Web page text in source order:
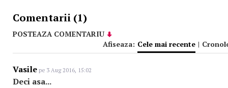
Comentarii (1)
POSTEAZA COMENTARIU
Afiseaza: Cele mai recente |
Vasile pe 3 Aug 2016, 15:02
Deci asa...